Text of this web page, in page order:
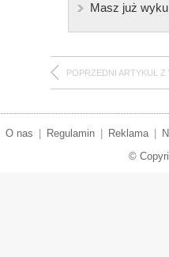
Masz już
POPRZEDNI ARTYKUŁ Z
O nas Regulamin Reklama
©